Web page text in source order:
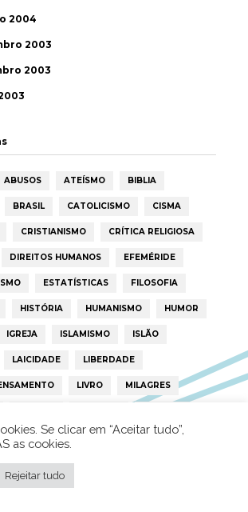
2004
2003
2003
ABUSOS ATEÍSMO BIBLIA
BRASIL CATOLICISMO CISMA
CRISTIANISMO CRÍTICA RELIGIOSA
DIREITOS HUMANOS EFEMÉRIDE
ESTATÍSTICAS FILOSOFIA
HISTÓRIA HUMANISMO HUMOR
IGREJA ISLAMISMO ISLÃO
LAICIDADE LIBERDADE
LIVRO MILAGRES
PAPAS PEDOFILIA POLÍTICA
RELIGIÃO
VATICANO
Se clicar em “Aceitar tudo”,
as cookies.
Rejeitar tudo